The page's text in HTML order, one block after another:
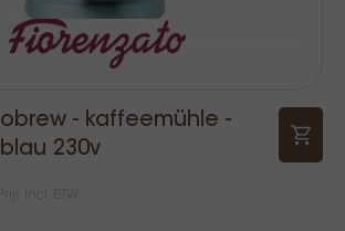
- kaffeemühle -
230v